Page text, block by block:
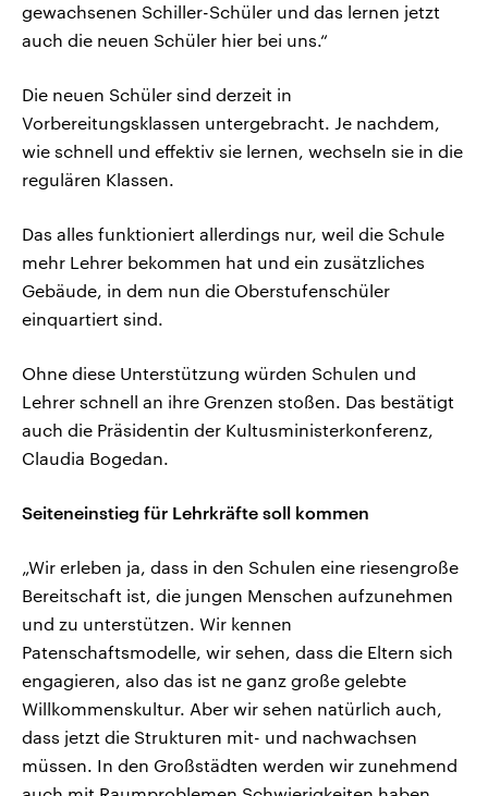
gewachsenen Schiller-Schüler und das lernen jetzt
auch die neuen Schüler hier bei uns.“
Die neuen Schüler sind derzeit in
Vorbereitungsklassen untergebracht. Je nachdem,
wie schnell und effektiv sie lernen, wechseln sie in die
regulären Klassen.
Das alles funktioniert allerdings nur, weil die Schule
mehr Lehrer bekommen hat und ein zusätzliches
Gebäude, in dem nun die Oberstufenschüler
einquartiert sind.
Ohne diese Unterstützung würden Schulen und
Lehrer schnell an ihre Grenzen stoßen. Das bestätigt
auch die Präsidentin der Kultusministerkonferenz,
Claudia Bogedan.
Seiteneinstieg für Lehrkräfte soll kommen
„Wir erleben ja, dass in den Schulen eine riesengroße
Bereitschaft ist, die jungen Menschen aufzunehmen
und zu unterstützen. Wir kennen
Patenschaftsmodelle, wir sehen, dass die Eltern sich
engagieren, also das ist ne ganz große gelebte
Willkommenskultur. Aber wir sehen natürlich auch,
dass jetzt die Strukturen mit- und nachwachsen
müssen. In den Großstädten werden wir zunehmend